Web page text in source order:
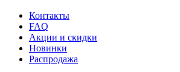
Контакты
FAQ
Акции и скидки
Новинки
Распродажа